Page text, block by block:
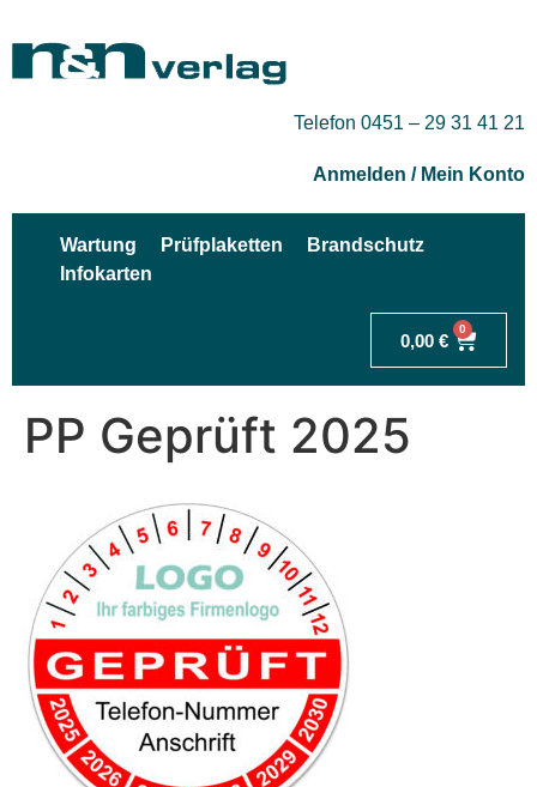
Telefon 0451 – 29 31 41 21
Anmelden / Mein Konto
Wartung Prüfplaketten
Brandschutz
Infokarten
0,00 €
0
PP Geprüft 2025